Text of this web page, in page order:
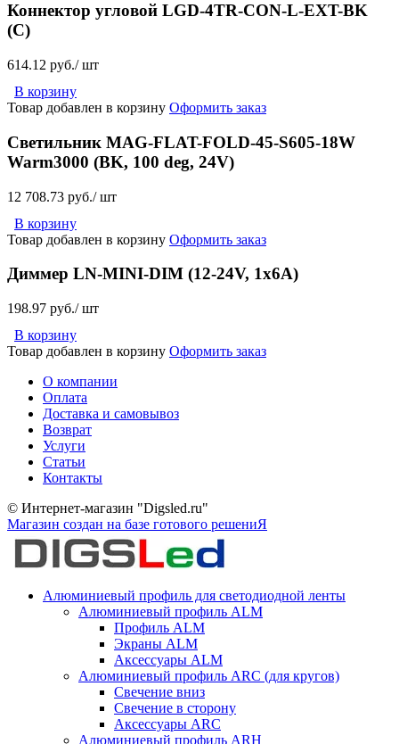
Коннектор угловой LGD-4TR-CON-L-EXT-BK
(C)
614.12 руб./ шт
В корзину
Товар добавлен в корзину Оформить заказ
Светильник MAG-FLAT-FOLD-45-S605-18W
Warm3000 (BK, 100 deg, 24V)
12 708.73 руб./ шт
В корзину
Товар добавлен в корзину Оформить заказ
Диммер LN-MINI-DIM (12-24V, 1x6A)
198.97 руб./ шт
В корзину
Товар добавлен в корзину Оформить заказ
О компании
Оплата
Доставка и самовывоз
Возврат
Услуги
Статьи
Контакты
© Интернет-магазин "Digsled.ru"
Магазин создан на базе готового решениЯ
Алюминиевый профиль для светодиодной ленты
Алюминиевый профиль ALM
Профиль ALM
Экраны ALM
Аксессуары ALM
Алюминиевый профиль ARC (для кругов)
Свечение вниз
Свечение в сторону
Аксессуары ARC
Алюминиевый профиль ARH